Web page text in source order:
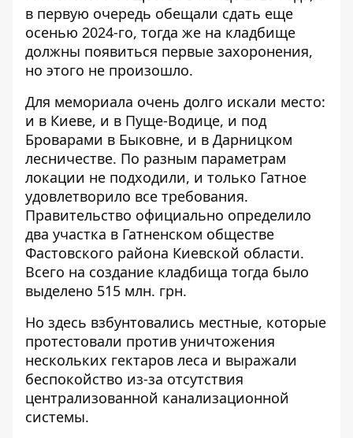
в первую очередь обещали сдать еще
осенью 2024-го, тогда же на кладбище
должны появиться первые захоронения,
но этого не произошло.
Для мемориала очень долго искали место:
и в Киеве, и в Пуще-Водице, и под
Броварами в Быковне, и в Дарницком
лесничестве. По разным параметрам
локации не подходили, и только Гатное
удовлетворило все требования.
Правительство официально определило
два участка в Гатненском обществе
Фастовского района Киевской области.
Всего на создание кладбища тогда было
выделено 515 млн. грн.
Но здесь взбунтовались местные, которые
протестовали против уничтожения
нескольких гектаров леса и выражали
беспокойство из-за отсутствия
централизованной канализационной
системы.